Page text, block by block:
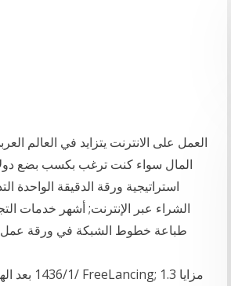
الشراء عبر الإنترنت; أشهر خدمات
طباعة خطوط الشبكة في ورقة عمل.